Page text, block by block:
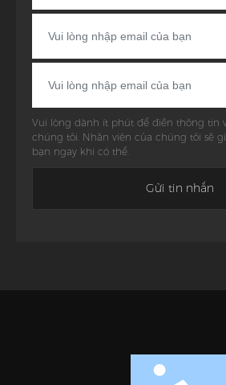
Vui lòng dành ít phút để điền thông tin
chúng tôi. Nhân viên của chúng tôi sẽ
bạn ngay khi có thể.
Gửi tin nhắn